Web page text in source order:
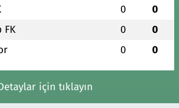
0 0
FK 0 0
0 0
için tıklayın